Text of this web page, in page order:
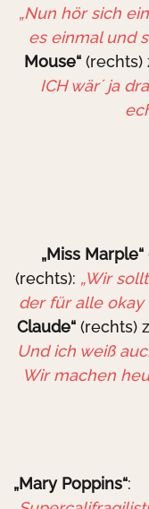
„Nun hör sich
es einmal und
Mouse“ (rechts)
ICH wär´ ja
„Miss Marple“
(rechts): „Wir
der für alle okay
Claude“ (rechts)
Und ich weiß
Wir machen
„Mary Poppins“: